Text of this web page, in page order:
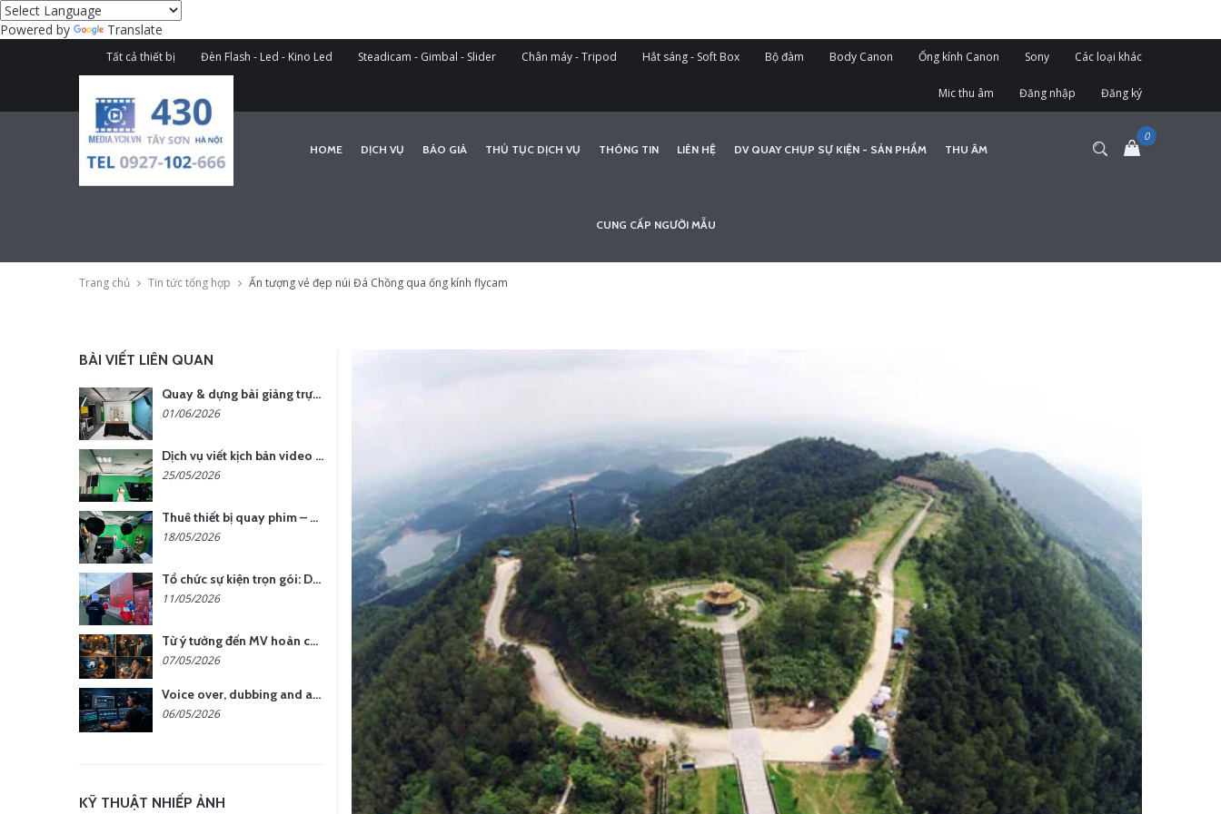
Powered by Translate
Tất cả thiết bị Đèn Flash - Led - Kino Led Steadicam - Gimbal - Slider Chân máy - Tripod Hắt sáng - Soft Box Bộ đàm Body Canon Ống kính Canon Sony Các loại khác
Mic thu âm Đăng nhập Đăng ký
HOME DỊCH VỤ BÁO GIÁ THỦ TỤC DỊCH VỤ THÔNG TIN LIÊN HỆ DV QUAY CHỤP SỰ KIỆN - SẢN PHẨM THU ÂM
CUNG CẤP NGƯỜI MẪU
Trang chủ Tin tức tổng hợp Ấn tượng vẻ đẹp núi Đá Chồng qua ống kính flycam
BÀI VIẾT LIÊN QUAN
Quay & dựng bài giảng trực tuyến – Xu hướng đào tạo thời đại số
01/06/2026
Dịch vụ viết kịch bản video – Bước quan trọng quyết định thành công nội dung
25/05/2026
Thuê thiết bị quay phim – chụp ảnh: Giải pháp tối ưu chi phí cho doanh nghiệp
18/05/2026
Tổ chức sự kiện trọn gói: Doanh nghiệp được gì khi chọn đơn vị chuyên nghiệp?
11/05/2026
Từ ý tưởng đến MV hoàn chỉnh: giải pháp trọn gói tại YCN Media
07/05/2026
Voice over, dubbing and audio production services in Vietnam for global content
06/05/2026
KỸ THUẬT NHIẾP ẢNH